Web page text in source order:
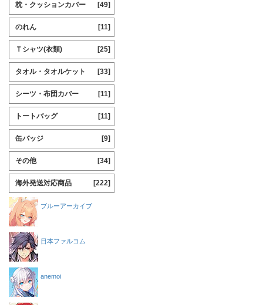
枕・クッションカバー [49]
のれん [11]
Ｔシャツ(衣類) [25]
タオル・タオルケット [33]
シーツ・布団カバー [11]
トートバッグ [11]
缶バッジ [9]
その他 [34]
海外発送対応商品 [222]
ブルーアーカイブ
日本ファルコム
anemoi